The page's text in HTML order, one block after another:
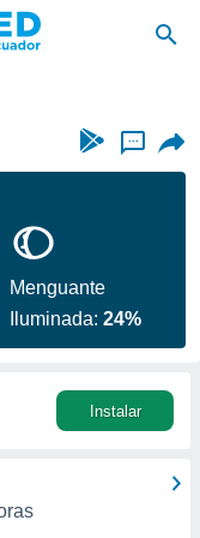
...
Menguante
Iluminada:24%
Instalar